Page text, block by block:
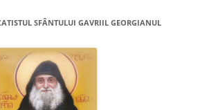
SFÂNTULUI GAVRIIL GEORGIANUL